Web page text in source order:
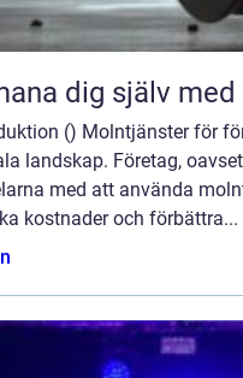
dig själv
() Molntjänster för
landskap. Företag,
med att använda
kostnader och förbättra...